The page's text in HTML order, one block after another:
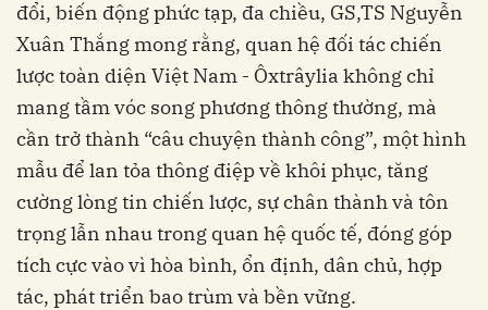
đổi, biến động phức tạp, đa chiều, GS,TS Nguyễn
Xuân Thắng mong rằng, quan hệ đối tác chiến
lược toàn diện Việt Nam - Ôxtrâylia không chỉ
mang tầm vóc song phương thông thường, mà
cần trở thành “câu chuyện thành công”, một hình
mẫu để lan tỏa thông điệp về khôi phục, tăng
cường lòng tin chiến lược, sự chân thành và tôn
trọng lẫn nhau trong quan hệ quốc tế, đóng góp
tích cực vào vì hòa bình, ổn định, dân chủ, hợp
tác, phát triển bao trùm và bền vững.